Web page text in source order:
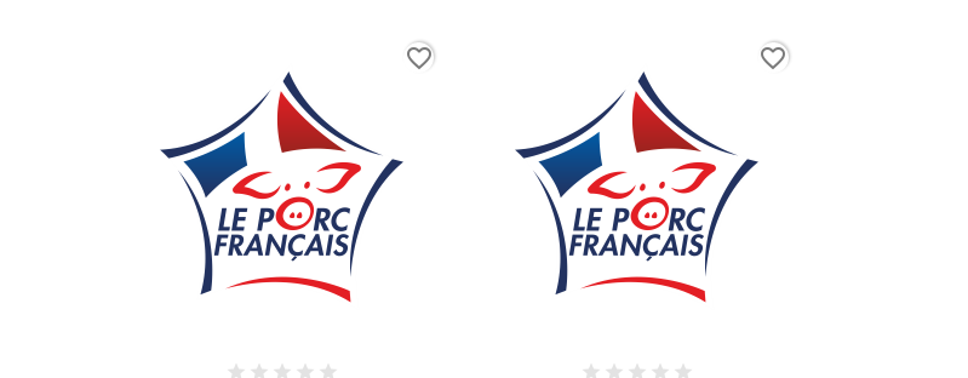
favorite_border favorite_border